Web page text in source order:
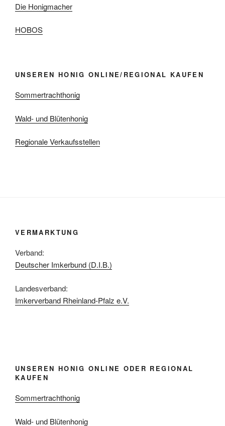
Die Honigmacher
HOBOS
UNSEREN HONIG ONLINE/REGIONAL KAUFEN
Sommertrachthonig
Wald- und Blütenhonig
Regionale Verkaufsstellen
VERMARKTUNG
Verband:
Deutscher Imkerbund (D.I.B.)
Landesverband:
Imkerverband Rheinland-Pfalz e.V.
UNSEREN HONIG ONLINE ODER REGIONAL
KAUFEN
Sommertrachthonig
Wald- und Blütenhonig